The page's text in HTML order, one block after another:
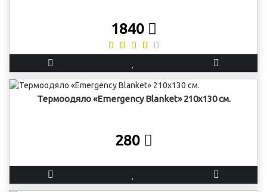
1840
Термоодяло «Emergency Blanket» 210х130 см.
280